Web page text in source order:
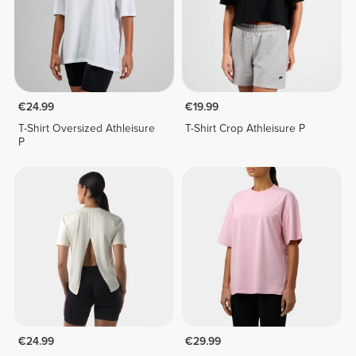
€24.99
T-Shirt Oversized Athleisure
P
€19.99
T-Shirt Crop Athleisure P
€24.99
€29.99